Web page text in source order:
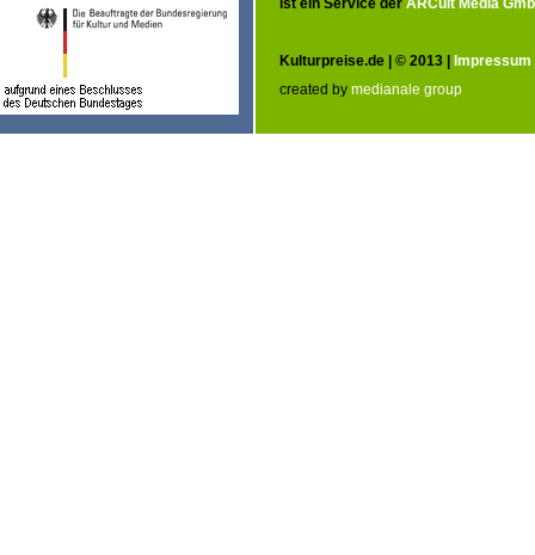
ist ein Service der ARCult Media
Kulturpreise.de | © 2013 | Impressum
created by medianale group